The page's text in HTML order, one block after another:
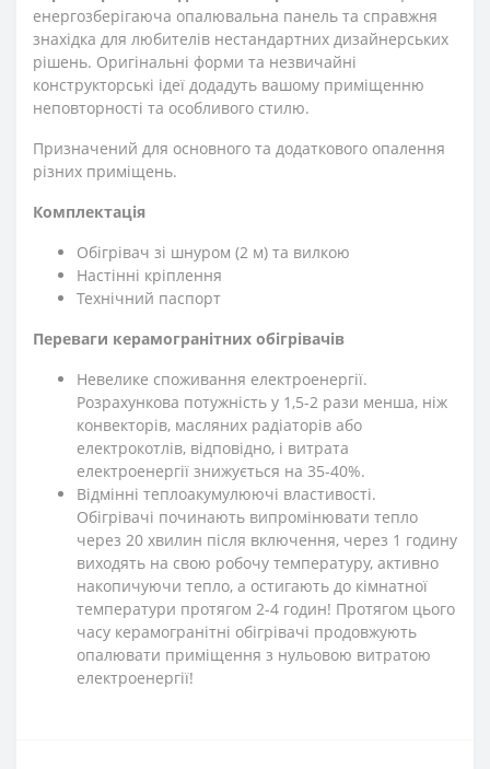
енергозберігаюча опалювальна панель та справжня
знахідка для любителів нестандартних дизайнерських
рішень. Оригінальні форми та незвичайні
конструкторські ідеї додадуть вашому приміщенню
неповторності та особливого стилю.
Призначений для основного та додаткового опалення
різних приміщень.
Комплектація
Обігрівач зі шнуром (2 м) та вилкою
Настінні кріплення
Технічний паспорт
Переваги керамогранітних обігрівачів
Невелике споживання електроенергії.
Розрахункова потужність у 1,5-2 рази менша, ніж
конвекторів, масляних радіаторів або
електрокотлів, відповідно, і витрата
електроенергії знижується на 35-40%.
Відмінні теплоакумулюючі властивості.
Обігрівачі починають випромінювати тепло
через 20 хвилин після включення, через 1 годину
виходять на свою робочу температуру, активно
накопичуючи тепло, а остигають до кімнатної
температури протягом 2-4 годин! Протягом цього
часу керамогранітні обігрівачі продовжують
опалювати приміщення з нульовою витратою
електроенергії!